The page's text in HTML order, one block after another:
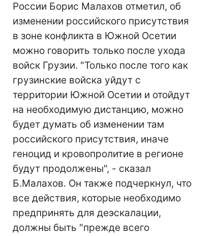
России Борис Малахов отметил, об
изменении российского присутствия
в зоне конфликта в Южной Осетии
можно говорить только после ухода
войск Грузии. "Только после того как
грузинские войска уйдут с
территории Южной Осетии и отойдут
на необходимую дистанцию, можно
будет думать об изменении там
российского присутствия, иначе
геноцид и кровопролитие в регионе
будут продолжены", - сказал
Б.Малахов. Он также подчеркнул, что
все действия, которые необходимо
предпринять для деэскалации,
должны быть "прежде всего